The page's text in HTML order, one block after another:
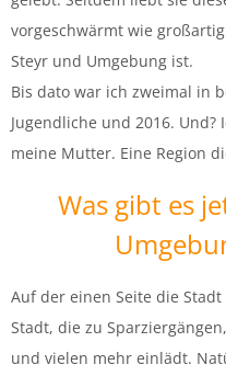
vorgeschwärmt wie
Steyr und Umgebung ist.
Bis dato war ich zweimal in
Jugendliche und 2016.
meine Mutter. Eine Region
Was gibt es
Auf der einen Seite die
Stadt, die zu
und vielen mehr einlädt.